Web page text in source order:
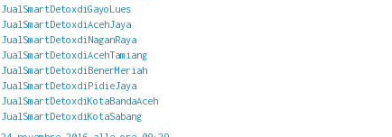
JualSmartDetoxdiGayoLues
JualSmartDetoxdiAcehJaya
JualSmartDetoxdiNaganRaya
JualSmartDetoxdiAcehTamiang
JualSmartDetoxdiBenerMeriah
JualSmartDetoxdiPidieJaya
JualSmartDetoxdiKotaBandaAceh
JualSmartDetoxdiKotaSabang